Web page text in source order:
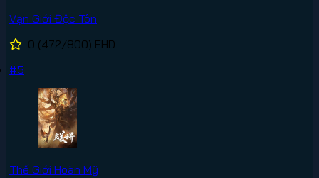
Vạn Giới Độc Tôn
0 (472/800) FHD
#5
Thế Giới Hoàn Mỹ